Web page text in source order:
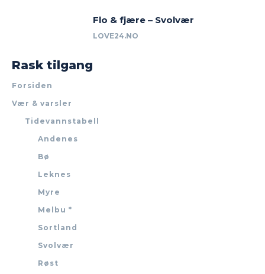
Flo & fjære – Svolvær
LOVE24.NO
Rask tilgang
Forsiden
Vær & varsler
Tidevannstabell
Andenes
Bø
Leknes
Myre
Melbu *
Sortland
Svolvær
Røst